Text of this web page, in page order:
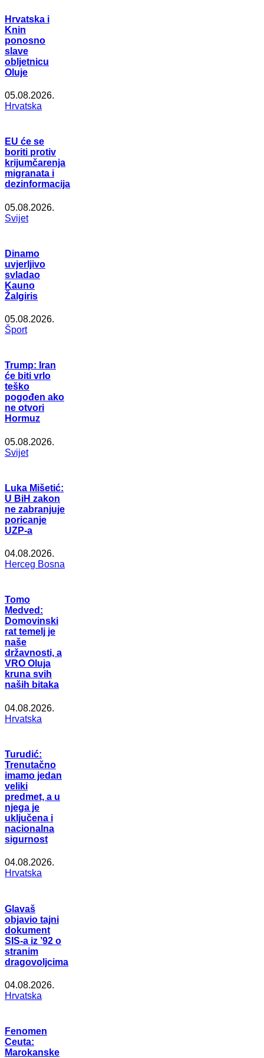
Hrvatska i
Knin
ponosno
slave
obljetnicu
Oluje
05.08.2026.
Hrvatska
EU će se
boriti protiv
krijumčarenja
migranata i
dezinformacija
05.08.2026.
Svijet
Dinamo
uvjerljivo
svladao
Kauno
Žalgiris
05.08.2026.
Šport
Trump: Iran
će biti vrlo
teško
pogođen ako
ne otvori
Hormuz
05.08.2026.
Svijet
Luka Mišetić:
U BiH zakon
ne zabranjuje
poricanje
UZP-a
04.08.2026.
Herceg Bosna
Tomo
Medved:
Domovinski
rat temelj je
naše
državnosti, a
VRO Oluja
kruna svih
naših bitaka
04.08.2026.
Hrvatska
Turudić:
Trenutačno
imamo jedan
veliki
predmet, a u
njega je
uključena i
nacionalna
sigurnost
04.08.2026.
Hrvatska
Glavaš
objavio tajni
dokument
SIS-a iz ’92 o
stranim
dragovoljcima
04.08.2026.
Hrvatska
Fenomen
Ceuta:
Marokanske